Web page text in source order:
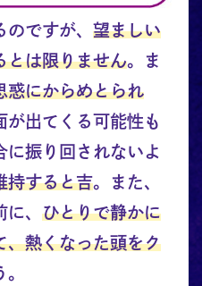
ですが、 望ましい
とは限りません。ま
惑にからめとられ
が出てくる可能性も
に振り回されないよ
持すると吉。また、
、 ひとりで静かに
、熱くなった頭をク